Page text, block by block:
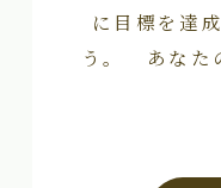
に目標を達
う。 あなた